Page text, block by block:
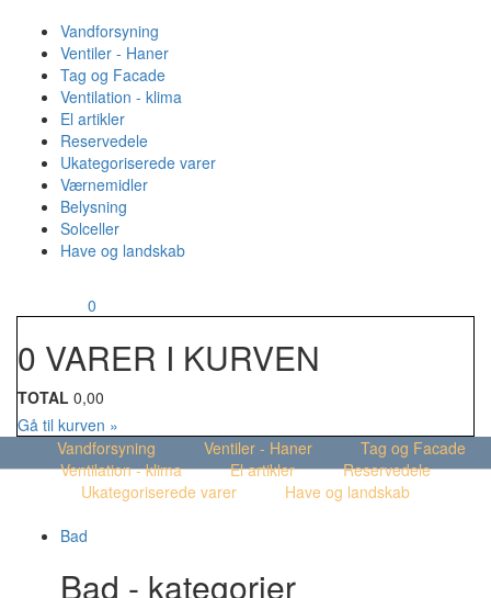
Vandforsyning
Ventiler - Haner
Tag og Facade
Ventilation - klima
El artikler
Reservedele
Ukategoriserede varer
Værnemidler
Belysning
Solceller
Have og landskab
0
0 VARER I KURVEN
TOTAL 0,00
Gå til kurven »
Vandforsyning
Ventiler - Haner
Tag og Facade
Ventilation - klima
El artikler
Reservedele
Ukategoriserede varer
Have og landskab
Bad
Bad - kategorier